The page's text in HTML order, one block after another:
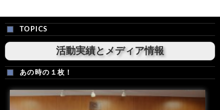
TOPICS
活動実績とメディア情報
あの時の１枚！